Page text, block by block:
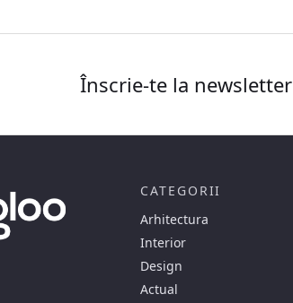
Înscrie-te la newsletter
CATEGORII
Arhitectura
Interior
Design
Actual